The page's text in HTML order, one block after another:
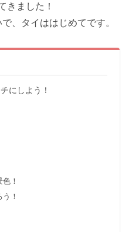
きました！
、タイははじめてです。
にしよう！
！
！